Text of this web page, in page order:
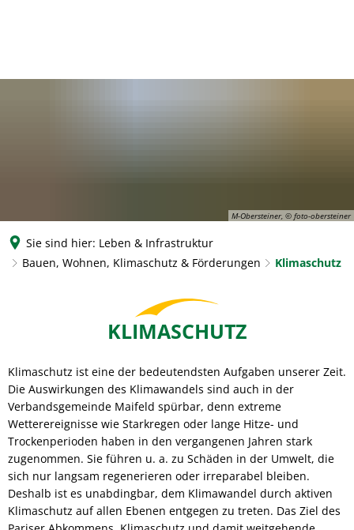
M-Obersteiner, © foto-obersteiner
Sie sind hier: Leben & Infrastruktur
Bauen, Wohnen, Klimaschutz & Förderungen
Klimaschutz
KLIMASCHUTZ
Klimaschutz ist eine der bedeutendsten Aufgaben unserer Zeit.
Die Auswirkungen des Klimawandels sind auch in der
Verbandsgemeinde Maifeld spürbar, denn extreme
Wetterereignisse wie Starkregen oder lange Hitze- und
Trockenperioden haben in den vergangenen Jahren stark
zugenommen. Sie führen u. a. zu Schäden in der Umwelt, die
sich nur langsam regenerieren oder irreparabel bleiben.
Deshalb ist es unabdingbar, dem Klimawandel durch aktiven
Klimaschutz auf allen Ebenen entgegen zu treten. Das Ziel des